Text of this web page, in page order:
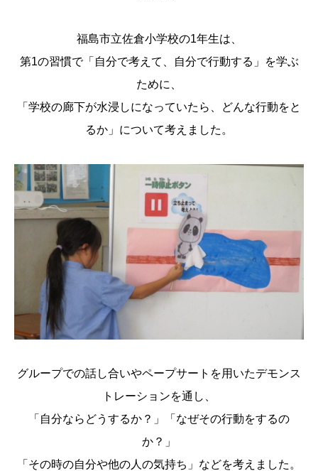
福島市立佐倉小学校の1年生は、
第1の習慣で「自分で考えて、自分で行動する」を学ぶ
ために、
「学校の廊下が水浸しになっていたら、どんな行動をと
るか」について考えました。
グループでの話し合いやペープサートを用いたデモンス
トレーションを通し、
「自分ならどうするか？」「なぜその行動をするの
か？」
「その時の自分や他の人の気持ち」などを考えました。